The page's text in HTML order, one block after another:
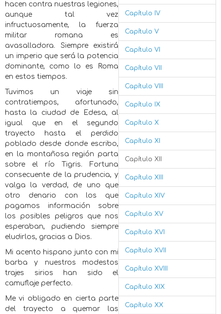
Capítulo IV
Capítulo V
Capítulo VI
Capítulo VII
Capítulo VIII
Capítulo IX
Capítulo X
Capítulo XI
Capítulo XII
Capítulo XIII
Capítulo XIV
Capítulo XV
Capítulo XVI
Capítulo XVII
Capítulo XVIII
Capítulo XIX
Capítulo XX
hacen contra nuestras legiones,
aunque tal vez
infructuosamente, la fuerza
militar romana es
avasalladora. Siempre existirá
un imperio que será la potencia
dominante, como lo es Roma
en estos tiempos.
Tuvimos un viaje sin
contratiempos, afortunado,
hasta la ciudad de Edesa, al
igual que en el segundo
trayecto hasta el perdido
poblado desde donde escribo,
en la montañosa región parta
sobre el río Tigris. Fortuna
consecuente de la prudencia, y
valga la verdad, de uno que
otro denario con los que
pagamos información sobre
los posibles peligros que nos
esperaban, pudiendo siempre
eludirlos, gracias a Dios.
Mi acento hispano junto con mi
barba y nuestros modestos
trajes sirios han sido el
camuflaje perfecto.
Me vi obligado en cierta parte
del trayecto a quemar las